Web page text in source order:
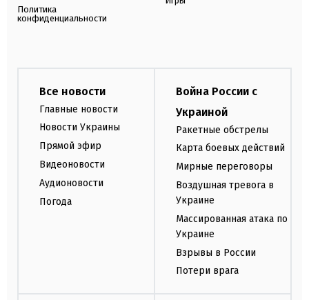
Политика
конфиденциальности
Все новости
Главные новости
Новости Украины
Прямой эфир
Видеоновости
Аудионовости
Погода
Война России с
Украиной
Ракетные обстрелы
Карта боевых действий
Мирные переговоры
Воздушная тревога в
Украине
Массированная атака по
Украине
Взрывы в России
Потери врага